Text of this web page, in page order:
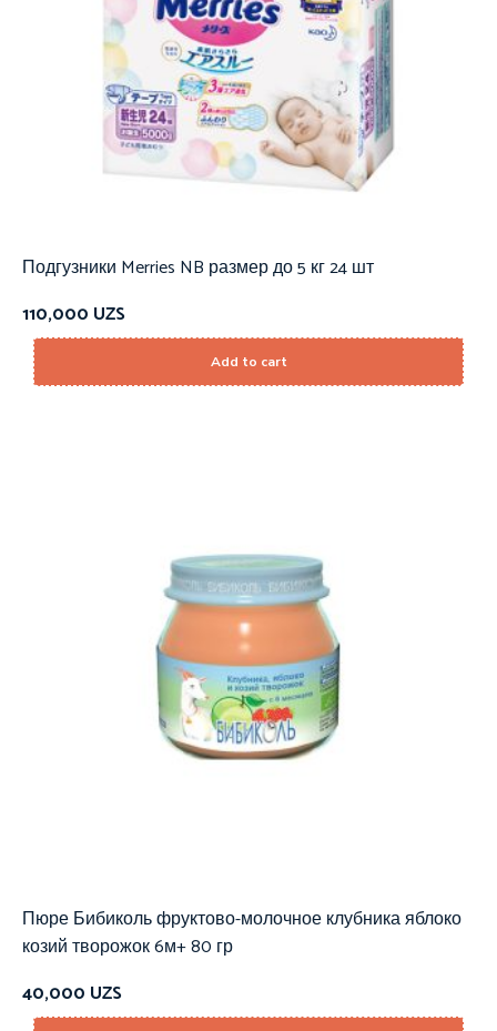
Подгузники Merries NB размер до 5 кг 24 шт
110,000 UZS
Add to cart
Пюре Бибиколь фруктово-молочное клубника яблоко
козий творожок 6м+ 80 гр
40,000 UZS